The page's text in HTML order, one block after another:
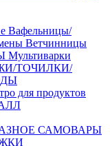
Вафельницы/
Ветчинницы
Мультиварки
ТОЧИЛКИ/
для продуктов
САМОВАРЫ